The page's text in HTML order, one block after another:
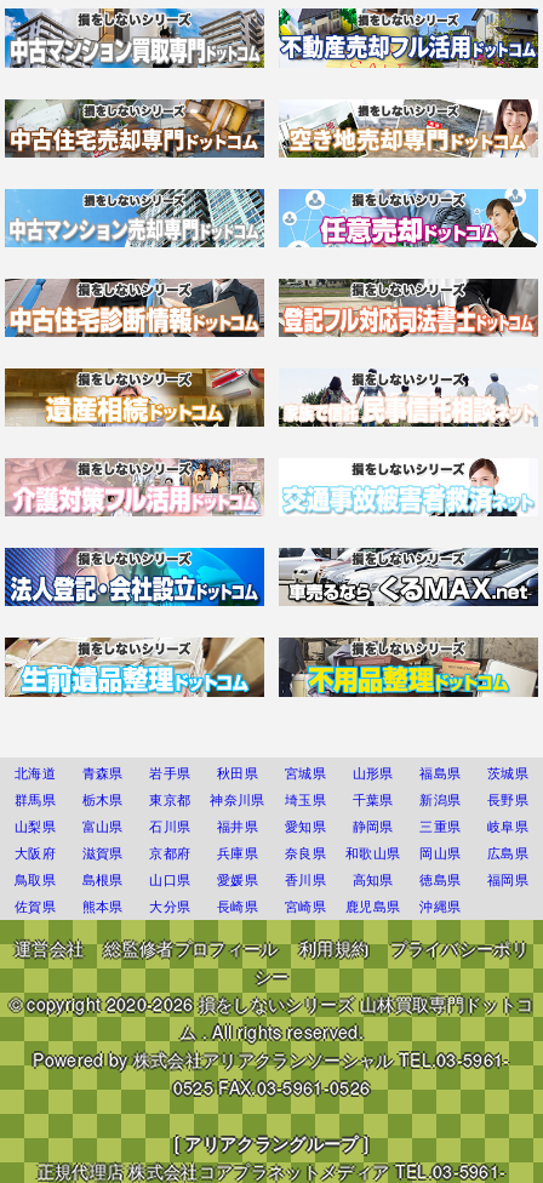
北海道 青森県 岩手県 秋田県 宮城県 山形県 福島県
茨城県
群馬県
栃木県 東京都 神奈川県 埼玉県 千葉県 新潟県
長野県
山梨県
富山県 石川県 福井県 愛知県 静岡県 三重県
岐阜県
大阪府
滋賀県 京都府 兵庫県 奈良県 和歌山県 岡山県
広島県
鳥取県
島根県 山口県 愛媛県 香川県 高知県 徳島県
福岡県
佐賀県
熊本県 大分県 長崎県 宮崎県 鹿児島県 沖縄県
運営会社 総監修者プロフィール 利用規約
プライバシーポリ
シー
© copyright 2020-2026損をしないシリーズ 山林買取専門ドットコ
ム . All rights reserved.
Powered by株式会社アリアクランソーシャルTEL.03-5961-
0525 FAX.03-5961-0526
[アリアクラングループ]
正規代理店株式会社コアプラネットメディアTEL.03-5961-